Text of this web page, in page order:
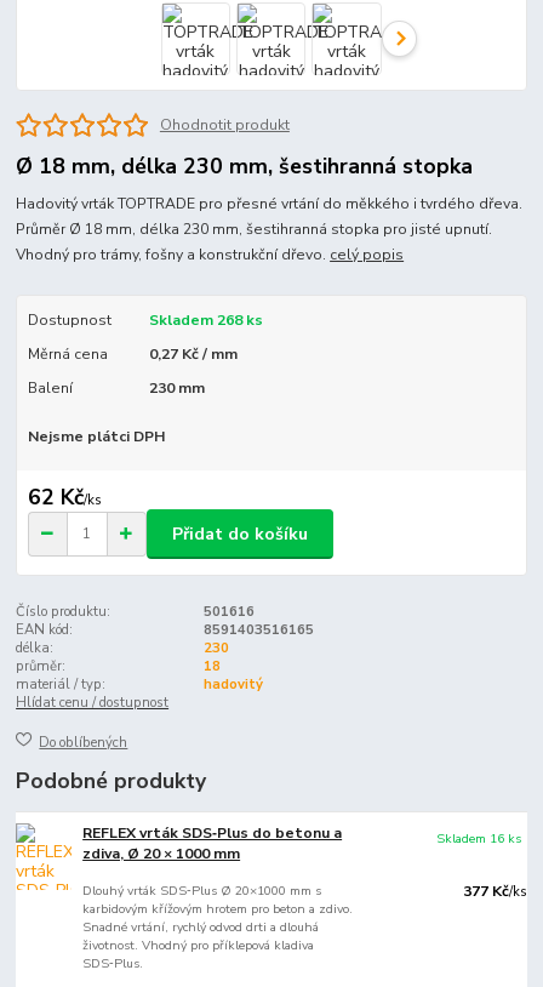
Ohodnotit produkt
Ø 18 mm, délka 230 mm, šestihranná stopka
Hadovitý vrták TOPTRADE pro přesné vrtání do měkkého i tvrdého dřeva.
Průměr Ø 18 mm, délka 230 mm, šestihranná stopka pro jisté upnutí.
Vhodný pro trámy, fošny a konstrukční dřevo. celý popis
Dostupnost
Skladem 268 ks
Měrná cena
0,27 Kč / mm
Balení
230 mm
Nejsme plátci DPH
62 Kč/ks
Přidat do košíku
Číslo produktu:
501616
EAN kód:
8591403516165
délka:
230
průměr:
18
materiál / typ:
hadovitý
Hlídat cenu / dostupnost
Do oblíbených
Podobné produkty
REFLEX vrták SDS‑Plus do betonu a
zdiva, Ø 20 × 1000 mm
Dlouhý vrták SDS‑Plus Ø 20×1000 mm s
karbidovým křížovým hrotem pro beton a zdivo.
Snadné vrtání, rychlý odvod drti a dlouhá
životnost. Vhodný pro příklepová kladiva
SDS‑Plus.
377 Kč/ks
Skladem 16 ks